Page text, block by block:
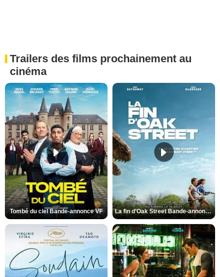
Trailers des films prochainement au
cinéma
Tombé du ciel Bande-annonce VF La fin d’Oak Street Bande-annonce VO STFR